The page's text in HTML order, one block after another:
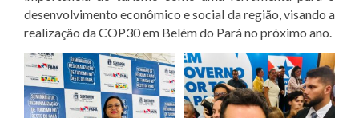
desenvolvimento econômico e social da região, visando a
realização da COP30 em Belém do Pará no próximo ano.